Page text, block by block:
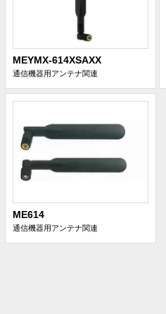
MEYMX-614XSAXX
通信機器用アンテナ関連
ME614
通信機器用アンテナ関連